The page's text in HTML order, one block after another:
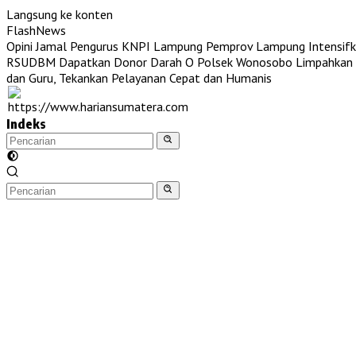
Langsung ke konten
FlashNews
Opini Jamal Pengurus KNPI Lampung Pemprov Lampung
RSUDBM Dapatkan Donor Darah O Polsek Wonosobo
dan Guru, Tekankan Pelayanan Cepat dan Humanis
Indeks